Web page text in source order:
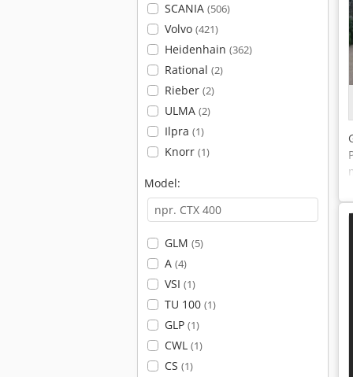
SCANIA (506)
Volvo (421)
Heidenhain (362)
Rational (2)
Rieber (2)
ULMA (2)
Ilpra (1)
Knorr (1)
Model:
GLM (5)
A (4)
VSI (1)
TU 100 (1)
GLP (1)
CWL (1)
CS (1)